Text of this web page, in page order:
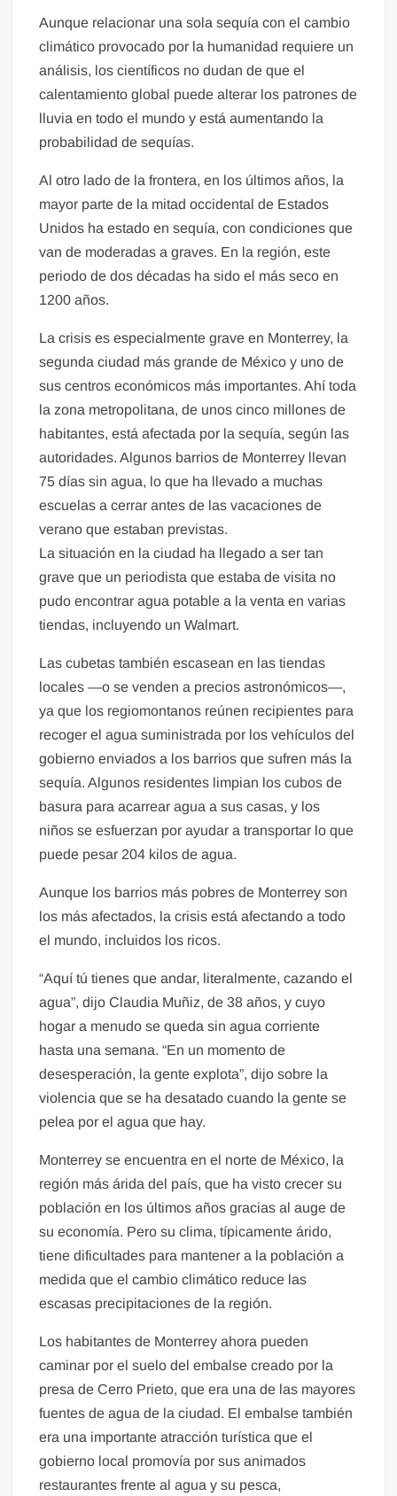
Aunque relacionar una sola sequía con el cambio
climático provocado por la humanidad requiere un
análisis, los científicos no dudan de que el
calentamiento global puede alterar los patrones de
lluvia en todo el mundo y está aumentando la
probabilidad de sequías.
Al otro lado de la frontera, en los últimos años, la
mayor parte de la mitad occidental de Estados
Unidos ha estado en sequía, con condiciones que
van de moderadas a graves. En la región, este
periodo de dos décadas ha sido el más seco en
1200 años.
La crisis es especialmente grave en Monterrey, la
segunda ciudad más grande de México y uno de
sus centros económicos más importantes. Ahí toda
la zona metropolitana, de unos cinco millones de
habitantes, está afectada por la sequía, según las
autoridades. Algunos barrios de Monterrey llevan
75 días sin agua, lo que ha llevado a muchas
escuelas a cerrar antes de las vacaciones de
verano que estaban previstas.
La situación en la ciudad ha llegado a ser tan
grave que un periodista que estaba de visita no
pudo encontrar agua potable a la venta en varias
tiendas, incluyendo un Walmart.
Las cubetas también escasean en las tiendas
locales —o se venden a precios astronómicos—,
ya que los regiomontanos reúnen recipientes para
recoger el agua suministrada por los vehículos del
gobierno enviados a los barrios que sufren más la
sequía. Algunos residentes limpian los cubos de
basura para acarrear agua a sus casas, y los
niños se esfuerzan por ayudar a transportar lo que
puede pesar 204 kilos de agua.
Aunque los barrios más pobres de Monterrey son
los más afectados, la crisis está afectando a todo
el mundo, incluidos los ricos.
“Aquí tú tienes que andar, literalmente, cazando el
agua”, dijo Claudia Muñiz, de 38 años, y cuyo
hogar a menudo se queda sin agua corriente
hasta una semana. “En un momento de
desesperación, la gente explota”, dijo sobre la
violencia que se ha desatado cuando la gente se
pelea por el agua que hay.
Monterrey se encuentra en el norte de México, la
región más árida del país, que ha visto crecer su
población en los últimos años gracias al auge de
su economía. Pero su clima, típicamente árido,
tiene dificultades para mantener a la población a
medida que el cambio climático reduce las
escasas precipitaciones de la región.
Los habitantes de Monterrey ahora pueden
caminar por el suelo del embalse creado por la
presa de Cerro Prieto, que era una de las mayores
fuentes de agua de la ciudad. El embalse también
era una importante atracción turística que el
gobierno local promovía por sus animados
restaurantes frente al agua y su pesca,